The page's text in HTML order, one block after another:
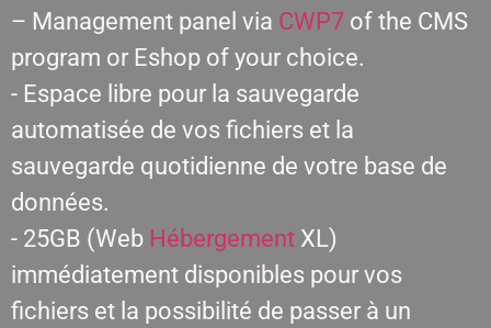
– Management panel via CWP7 of the CMS
program or Eshop of your choice.
- Espace libre pour la sauvegarde
automatisée de vos fichiers et la
sauvegarde quotidienne de votre base de
données.
- 25GB (Web Hébergement XL)
immédiatement disponibles pour vos
fichiers et la possibilité de passer à un